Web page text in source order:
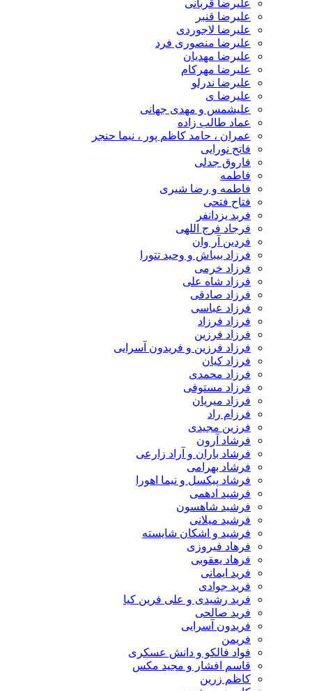
علیرضا قربانی
علیرضا قنبر
علیرضا لاجوردی
علیرضا منصوری فرد
علیرضا مهدیان
علیرضا مهرکام
علیرضا ندرلو
علیرضا ی
علیشمس و مهدی جهانی
عماد طالب زاده
عمران ، حامد کاظم پور ، نیما حنجر
فاتح نورایی
فاروق جدلی
فاطمه
فاطمه و رضا شیری
فتاح فتحی
فربد یزدانفر
فرجاد فرج اللهی
فردین آر وان
فرزاد بیباش و وحید تتورا
فرزاد خرمی
فرزاد شاه علی
فرزاد صادقی
فرزاد عباسی
فرزاد فرزاد
فرزاد فرزین
فرزاد فرزین و فریدون آسرایی
فرزاد کیان
فرزاد محمدی
فرزاد مستوفی
فرزاد میریان
فرزام راد
فرزین مجیدی
فرشاد آرون
فرشاد باران و آراد زارعی
فرشاد بهرامی
فرشاد پیکسل و نیما اهورا
فرشید ادهمی
فرشید شاهسون
فرشید میلانی
فرشید و اشکان شایسته
فرهاد فیروزی
فرهاد یعقوبی
فرید ایمانی
فرید جوادی
فرید رشیدی و علی فرین کیا
فرید صالحی
فریدون آسرایی
فریمن
فواد فالکو و دانش عسکری
قاسم افشار و مجید مکس
کاظم زرین